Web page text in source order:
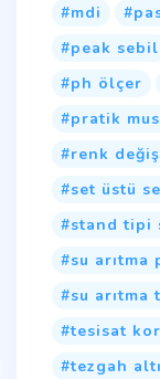
mdi
peak sebil
ph ölçer
pratik
renk
set üstü
stand tipi
su arıtma
su arıtma
tesisat
tezgah